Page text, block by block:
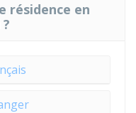
résidence en